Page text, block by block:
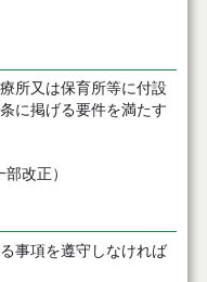
所又は保育所等に付設
に掲げる要件を満たす
改正）
事項を遵守しなければ